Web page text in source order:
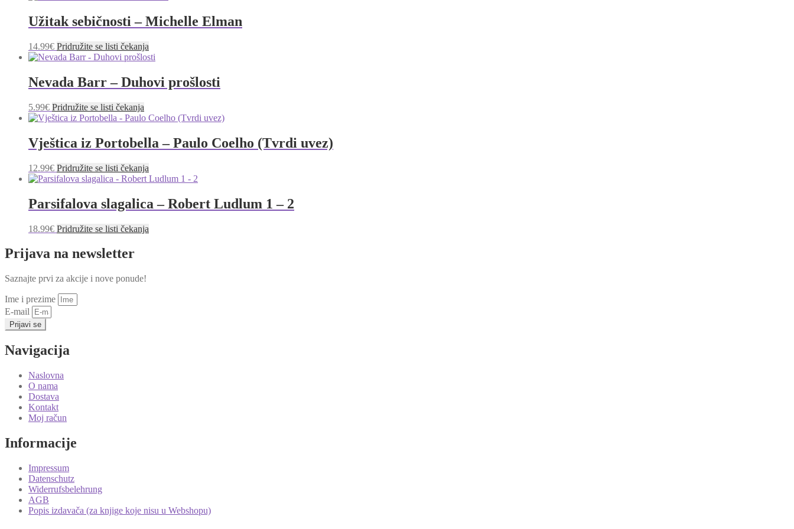
Užitak sebičnosti – Michelle Elman
14.99€ Pridružite se listi čekanja
Nevada Barr – Duhovi prošlosti
5.99€ Pridružite se listi čekanja
Vještica iz Portobella – Paulo Coelho (Tvrdi uvez)
12.99€ Pridružite se listi čekanja
Parsifalova slagalica – Robert Ludlum 1 – 2
18.99€ Pridružite se listi čekanja
Prijava na newsletter
Saznajte prvi za akcije i nove ponude!
Ime i prezime
E-mail
Prijavi se
Navigacija
Naslovna
O nama
Dostava
Kontakt
Moj račun
Informacije
Impressum
Datenschutz
Widerrufsbelehrung
AGB
Popis izdavača (za knjige koje nisu u Webshopu)